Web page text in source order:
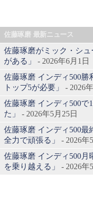
佐藤琢磨 最新ニュース
佐藤琢磨がミック・シ
がある」
- 2026年6月1日
佐藤琢磨 インディ500勝
トップ5が必要」
- 2026
佐藤琢磨 インディ500で
た」
- 2026年5月25日
佐藤琢磨 インディ500最
全力で頑張る」
- 2026年
佐藤琢磨 インディ500月
を乗り越える」
- 2026年